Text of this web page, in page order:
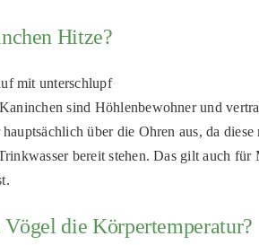
Hitze?
sind Höhlenbewohner und
über die Ohren aus, da
bereit stehen. Das gilt auch
die Körpertemperatur?